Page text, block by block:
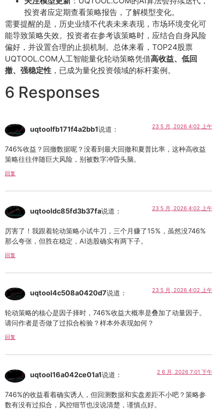
投资者应定期查看策略报告，了解模型变化。
需要提醒的是，历史业绩不代表未来表现，市场环境变化可
能导致策略失效。投资者在参考该策略时，应结合自身风险
偏好，并设置合理的止损机制。总体来看，TOP24股票
UQTOOL.COM人工智能量化轮动策略凭借高收益、低回
撤、强稳定性 ，已成为量化投资领域的标杆案例。
6 Responses
uqtoolfb171f4a2bb1说道： 23 5 月, 2026 4:02 上午
746%收益？回撤数据呢？没看到最大回撤和夏普比率，这种高收益
策略往往伴随巨大风险，别被数字冲昏头脑。
回复
uqtooldc85fd3b37fa说道： 23 5 月, 2026 4:02 上午
厉害了！我跟着轮动策略小试牛刀，三个月赚了15%，虽然没746%
那么夸张，但胜在稳定，AI选股确实有两下子。
回复
uqtool4c508a0420d7说道： 23 5 月, 2026 4:02 上午
轮动策略的核心是因子择时，746%收益大概率是叠加了动量因子。
请问作者是否做了过拟合检验？样本外表现如何？
回复
uqtool16a042ce01a1说道： 2 6 月, 2026 7:01 下午
746%的收益看着确实诱人，但回测数据和实盘差距不小吧？策略参
数有没有过拟合，风控细节也没说清楚，谨慎点好。